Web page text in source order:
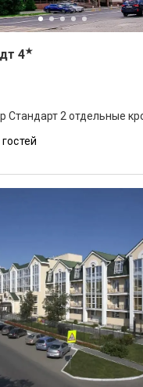
4★
Стандарт 2 отдельные